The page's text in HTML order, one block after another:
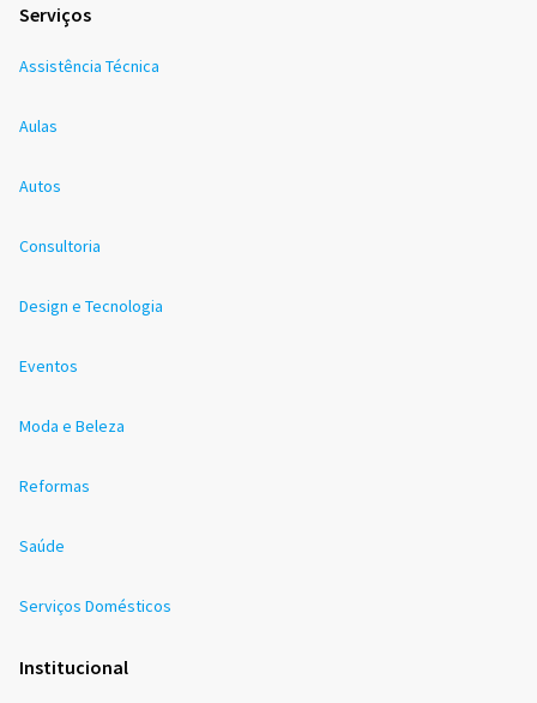
Serviços
Assistência Técnica
Aulas
Autos
Consultoria
Design e Tecnologia
Eventos
Moda e Beleza
Reformas
Saúde
Serviços Domésticos
Institucional